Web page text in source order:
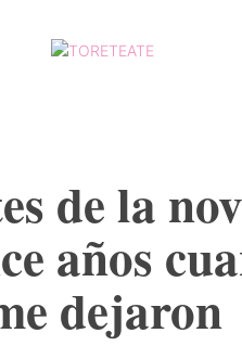
de la
años
dejaron